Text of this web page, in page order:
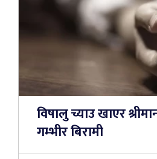
विषालु च्याउ खाएर
गम्भीर बिरामी